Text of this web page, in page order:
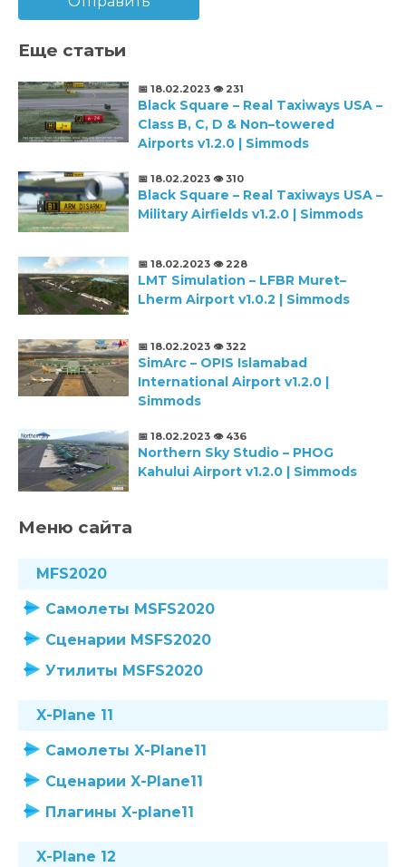
Еще статьи
📅 18.02.2023 👁️ 231
Black Square – Real Taxiways USA –
Class B, C, D & Non–towered
Airports v1.2.0 | Simmods
📅 18.02.2023 👁️ 310
Black Square – Real Taxiways USA –
Military Airfields v1.2.0 | Simmods
📅 18.02.2023 👁️ 228
LMT Simulation – LFBR Muret–
Lherm Airport v1.0.2 | Simmods
📅 18.02.2023 👁️ 322
SimArc – OPIS Islamabad
International Airport v1.2.0 |
Simmods
📅 18.02.2023 👁️ 436
Northern Sky Studio – PHOG
Kahului Airport v1.2.0 | Simmods
Меню сайта
MFS2020
Самолеты MSFS2020
Сценарии MSFS2020
Утилиты MSFS2020
X-Plane 11
Самолеты X-Plane11
Сценарии X-Plane11
Плагины X-plane11
X-Plane 12